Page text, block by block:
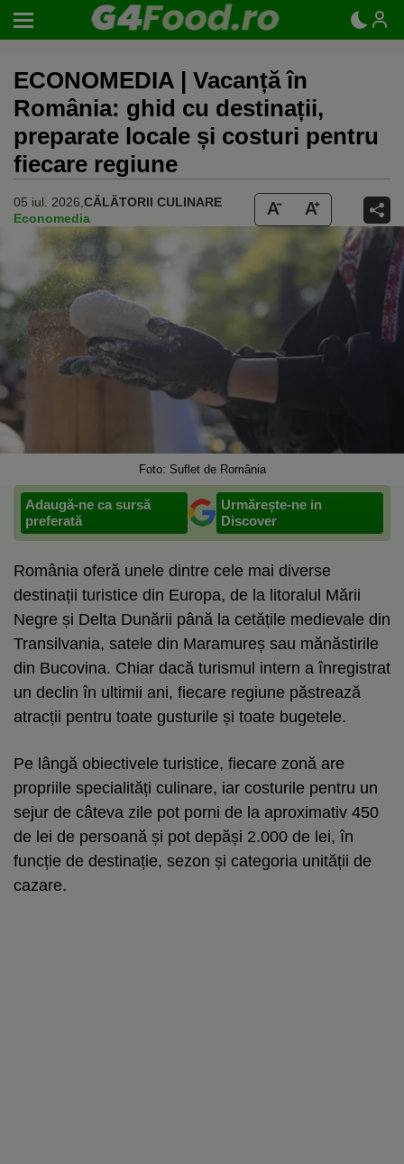
ECONOMEDIA | Vacanță în
România: ghid cu destinații,
preparate locale și costuri pentru
fiecare regiune
05 iul. 2026, CĂLĂTORII CULINARE
Economedia
Foto: Suflet de România
Adaugă-ne ca sursă
preferată
Urmărește-ne in
Discover
România oferă unele dintre cele mai diverse
destinații turistice din Europa, de la litoralul Mării
Negre și Delta Dunării până la cetățile medievale din
Transilvania, satele din Maramureș sau mănăstirile
din Bucovina. Chiar dacă turismul intern a înregistrat
un declin în ultimii ani, fiecare regiune păstrează
atracții pentru toate gusturile și toate bugetele.
Pe lângă obiectivele turistice, fiecare zonă are
propriile specialități culinare, iar costurile pentru un
sejur de câteva zile pot porni de la aproximativ 450
de lei de persoană și pot depăși 2.000 de lei, în
funcție de destinație, sezon și categoria unității de
cazare.